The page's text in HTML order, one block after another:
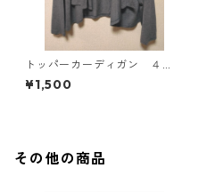
トッパーカーディガン ４
Ｌ グレー KAE-4814
¥1,500
その他の商品